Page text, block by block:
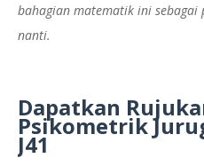
bahagian matematik ini
nanti.
Dapatkan
Psikometrik
J41